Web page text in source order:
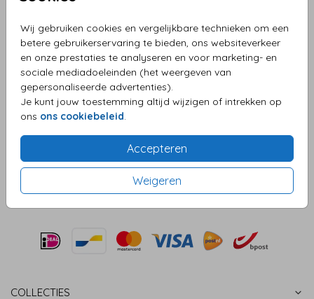
Wij gebruiken cookies en vergelijkbare technieken om een
betere gebruikerservaring te bieden, ons websiteverkeer
en onze prestaties te analyseren en voor marketing- en
sociale mediadoeleinden (het weergeven van
gepersonaliseerde advertenties).
Je kunt jouw toestemming altijd wijzigen of intrekken op
ons ons cookiebeleid.
Accepteren
Weigeren
Helaas is dit product tijdelijk uitverkocht!
Heb je vragen? Neem dan contact met ons op.
OMSCHRIJVING
Deze mooie blush lakzegels zijn dun, licht van gewicht
en kunnen niet breken. De doorsnee van onze lakzegels
is 3 centimeter en kunnen per 25 stuks besteld worden
voor €28,95. De zegels zijn voorzien van een handige
plakstrip en bevatten een mooi hartje op de voorkant.
Prijs:€ 28,95 per 25 lakzegels
COLLECTIES